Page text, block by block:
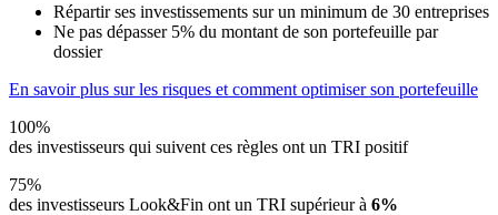
Répartir ses investissements sur un minimum de 30 entreprises
Ne pas dépasser 5% du montant de son portefeuille par
dossier
En savoir plus sur les risques et comment optimiser son portefeuille
100%
des investisseurs qui suivent ces règles ont un TRI positif
75%
des investisseurs Look&Fin ont un TRI supérieur à 6%